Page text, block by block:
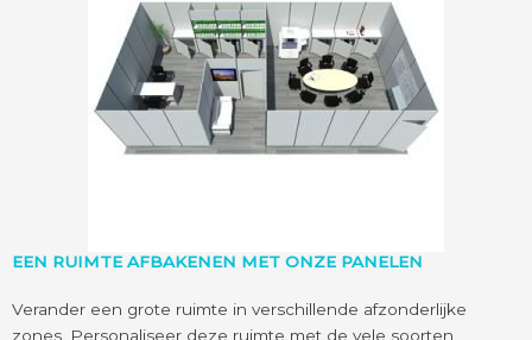
EEN RUIMTE AFBAKENEN MET ONZE PANELEN
Verander een grote ruimte in verschillende afzonderlijke
zones. Personaliseer deze ruimte met de vele soorten